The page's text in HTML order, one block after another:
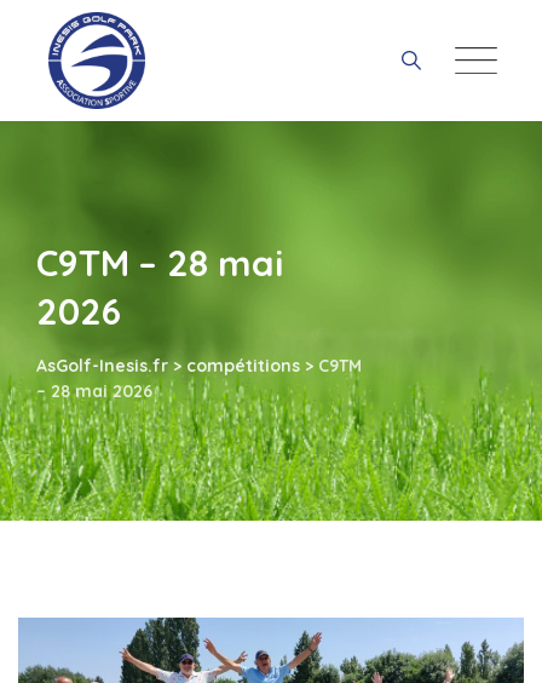
content
C9TM – 28 mai
2026
AsGolf-Inesis.fr> compétitions > C9TM
– 28 mai 2026